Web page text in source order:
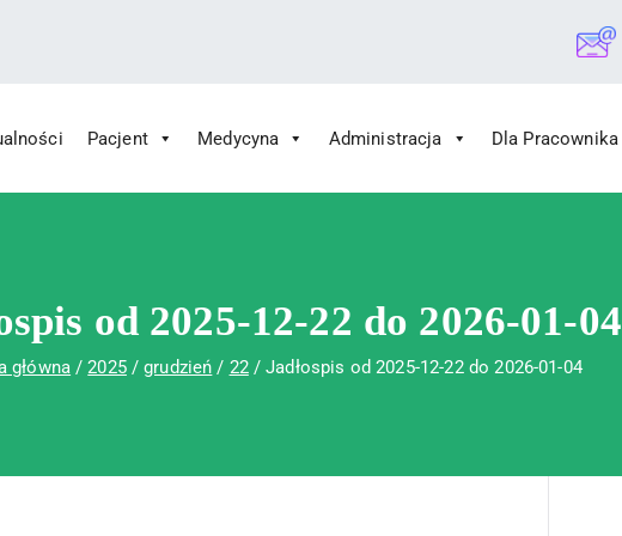
Św. Rafała w Czerwonej Górze
Rafała w Czerwonej Górze
Pacjent Medycyna Administracja Dla Pracownika
od 2025-12-22 do 2026-01-04
główna 2025 grudzień 22 Jadłospis od 2025-12-22 do 2026-01-04